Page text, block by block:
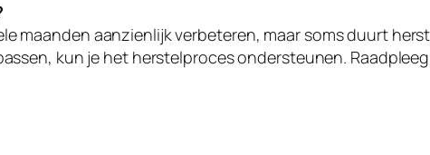
maanden aanzienlijk verbeteren, maar soms duurt
kun je het herstelproces ondersteunen.